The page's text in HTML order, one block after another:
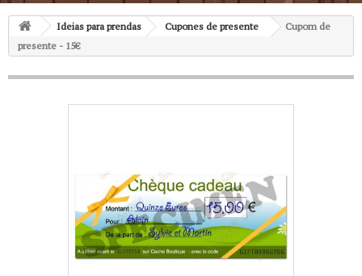
Ideias para prendas Cupones de presente
Cupom de
presente - 15€